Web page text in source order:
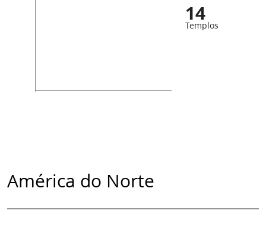
14
Templos
América do Norte